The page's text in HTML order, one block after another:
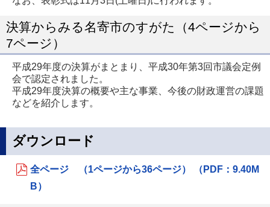
決算からみる名寄市のすがた（4ページから
7ページ）
平成29年度の決算がまとまり、平成30年第3回市議会定例
会で認定されました。
平成29年度決算の概要や主な事業、今後の財政運営の課題
などを紹介します。
ダウンロード
全ページ （1ページから36ページ） （PDF：9.40M
B）